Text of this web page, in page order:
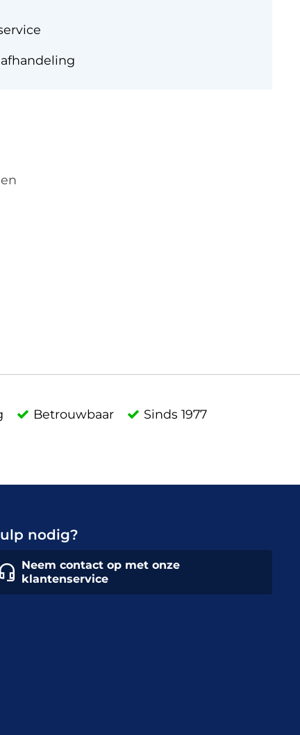
Betrouwbaar Sinds 1977
nodig?
Neem contact op met onze
klantenservice